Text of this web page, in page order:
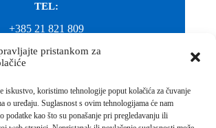
pristankom za
iskustvo, koristimo tehnologije poput kolačića za čuvanje
o uređaju. Suglasnost s ovim tehnologijama će nam
podatke kao što su ponašanje pri pregledavanju ili
TEL:
+385 21 821 809
EMAIL:
EMAIL: